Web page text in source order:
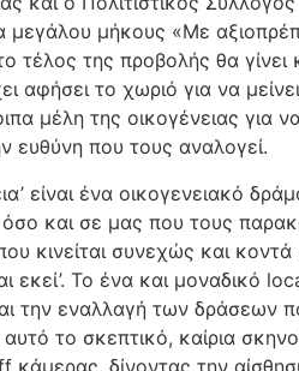
µεγάλου µήκους «Με
τέλος της προβολής θα
αφήσει το χωριό για να
µέλη της οικογένειας
ευθύνη που τους αναλογεί.
είναι ένα οικογενειακό
και σε µας που τους
κινείται συνεχώς και
εκεί’. Το ένα και µοναδικό
εναλλαγή των δράσεων
το σκεπτικό, καίρια
κάµερας, δίνοντας την